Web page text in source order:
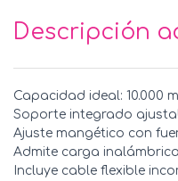
Descripción
Capacidad ideal: 10.000
Soporte integrado
Ajuste mangético con
Admite carga
Incluye cable flexible